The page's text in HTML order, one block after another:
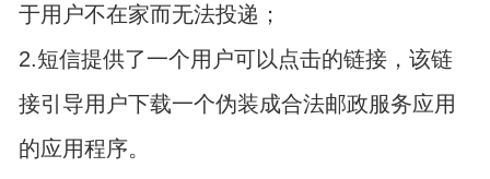
于用户不在家而无法投递；
2.短信提供了一个用户可以点击的链接，该链
接引导用户下载一个伪装成合法邮政服务应用
的应用程序。